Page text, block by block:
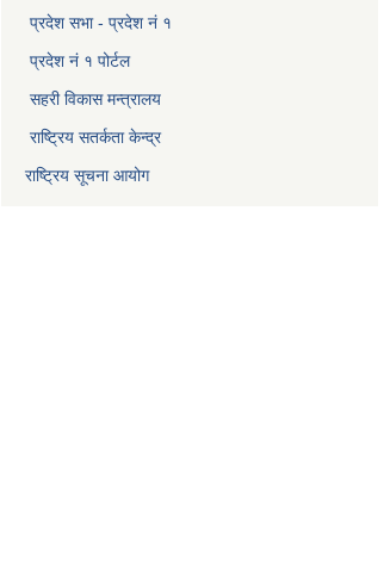
प्रदेश सभा - प्रदेश नं १
प्रदेश नं १ पोर्टल
सहरी विकास मन्त्रालय
राष्ट्रिय सतर्कता केन्द्र
राष्ट्रिय सूचना आयोग